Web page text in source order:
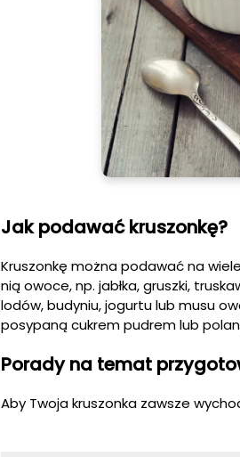
Jak podawać kruszonkę?
Kruszonkę można podawać na
nią owoce, np. jabłka, gruszki,
lodów, budyniu, jogurtu lub musu
posypaną cukrem pudrem lub
Porady na temat
Aby Twoja kruszonka zawsze